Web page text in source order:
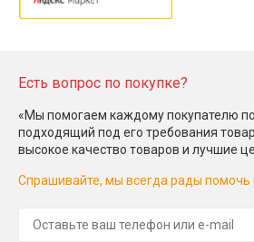
Есть вопрос по покупке?
«Мы помогаем каждому покупателю
подходящий под его требования
высокое качество товаров и лучшие
Спрашивайте, мы всегда рады помочь